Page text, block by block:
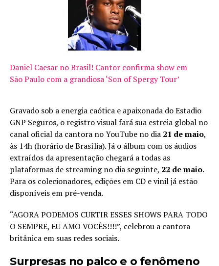
Daniel Caesar no Brasil! Cantor confirma show em
São Paulo com a grandiosa ‘Son of Spergy Tour’
Gravado sob a energia caótica e apaixonada do Estadio
GNP Seguros, o registro visual fará sua estreia global no
canal oficial da cantora no YouTube no dia 21 de maio,
às 14h (horário de Brasília). Já o álbum com os áudios
extraídos da apresentação chegará a todas as
plataformas de streaming no dia seguinte, 22 de maio.
Para os colecionadores, edições em CD e vinil já estão
disponíveis em pré-venda.
“AGORA PODEMOS CURTIR ESSES SHOWS PARA TODO
O SEMPRE, EU AMO VOCÊS!!!!”, celebrou a cantora
britânica em suas redes sociais.
Surpresas no palco e o fenômeno